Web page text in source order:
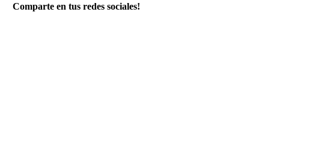
Comparte en tus redes sociales!